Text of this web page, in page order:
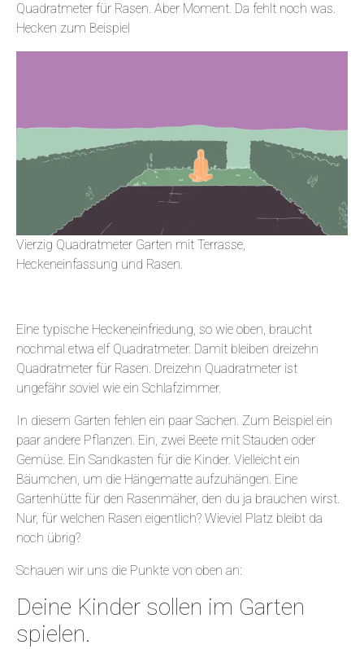
Quadratmeter für Rasen. Aber Moment. Da fehlt noch was.
Hecken zum Beispiel
Vierzig Quadratmeter Garten mit Terrasse,
Heckeneinfassung und Rasen.
Eine typische Heckeneinfriedung, so wie oben, braucht
nochmal etwa elf Quadratmeter. Damit bleiben dreizehn
Quadratmeter für Rasen. Dreizehn Quadratmeter ist
ungefähr soviel wie ein Schlafzimmer.
In diesem Garten fehlen ein paar Sachen. Zum Beispiel ein
paar andere Pflanzen. Ein, zwei Beete mit Stauden oder
Gemüse. Ein Sandkasten für die Kinder. Vielleicht ein
Bäumchen, um die Hängematte aufzuhängen. Eine
Gartenhütte für den Rasenmäher, den du ja brauchen wirst.
Nur, für welchen Rasen eigentlich? Wieviel Platz bleibt da
noch übrig?
Schauen wir uns die Punkte von oben an:
Deine Kinder sollen im Garten
spielen.